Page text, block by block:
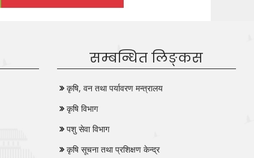
सम्बन्धित लिङ्कस
कृषि, वन तथा पर्यावरण मन्त्रालय
कृषि विभाग
पशु सेवा विभाग
कृषि सूचना तथा प्रशिक्षण केन्द्र